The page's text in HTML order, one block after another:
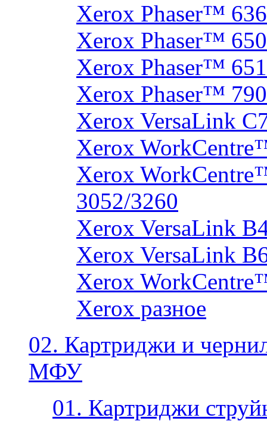
Xerox Phaser™
Xerox Phaser™
Xerox Phaser™
Xerox Phaser™ 790
Xerox VersaLink
Xerox
Xerox
3052/3260
Xerox VersaLink
Xerox VersaLink
Xerox
Xerox разное
02. Картриджи и
МФУ
01. Картриджи